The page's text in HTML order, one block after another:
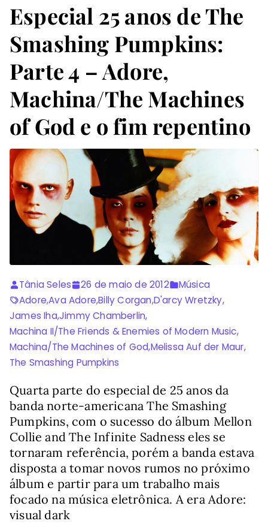
Especial 25 anos de The
Smashing Pumpkins:
Parte 4 – Adore,
Machina/The Machines
of God e o fim repentino
Tânia Seles 26 de maio de 2012
Música
Adore,Ava Adore,Billy Corgan,D'arcy Wretzky,
James Iha,Jimmy Chamberlin,
Machina II/The Friends & Enemies of Modern Music,
Machina/The Machines of God,Melissa Auf der Maur,
The Smashing Pumpkins
Quarta parte do especial de 25 anos da
banda norte-americana The Smashing
Pumpkins, com o sucesso do álbum Mellon
Collie and The Infinite Sadness eles se
tornaram referência, porém a banda estava
disposta a tomar novos rumos no próximo
álbum e partir para um trabalho mais
focado na música eletrônica. A era Adore:
visual dark